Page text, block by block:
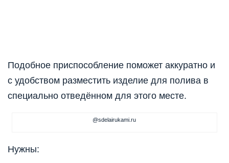
Подобное приспособление поможет аккуратно и
с удобством разместить изделие для полива в
специально отведённом для этого месте.
@sdelairukami.ru
Нужны: